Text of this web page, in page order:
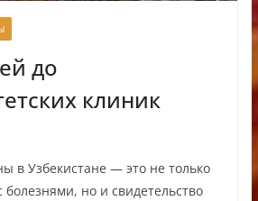
до
клиник
в Узбекистане — это не только
но и свидетельство